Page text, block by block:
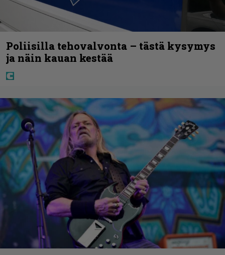
Poliisilla tehovalvonta – tästä kysymys
ja näin kauan kestää